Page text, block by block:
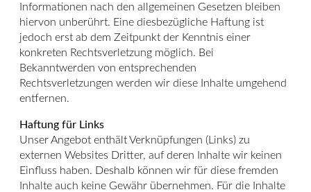
Informationen nach den allgemeinen Gesetzen bleiben
hiervon unberührt. Eine diesbezügliche Haftung ist
jedoch erst ab dem Zeitpunkt der Kenntnis einer
konkreten Rechtsverletzung möglich. Bei
Bekanntwerden von entsprechenden
Rechtsverletzungen werden wir diese Inhalte umgehend
entfernen.
Haftung für Links
Unser Angebot enthält Verknüpfungen (Links) zu
externen Websites Dritter, auf deren Inhalte wir keinen
Einfluss haben. Deshalb können wir für diese fremden
Inhalte auch keine Gewähr übernehmen. Für die Inhalte